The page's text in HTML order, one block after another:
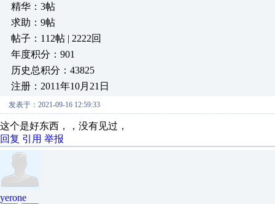
精华：3帖
求助：9帖
帖子：112帖 | 2222回
年度积分：901
历史总积分：43825
注册：2011年10月21日
发表于：2021-09-16 12:59:33
这个是好东西，，没有见过，
回复 引用 举报
yerone